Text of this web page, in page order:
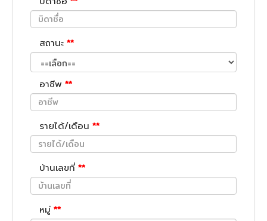
สถานะ **
อาชีพ **
รายได้/เดือน **
บ้านเลขที่ **
หมู่ **